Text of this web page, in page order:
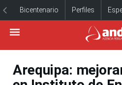
Bicentenario Perfiles
Arequipa: